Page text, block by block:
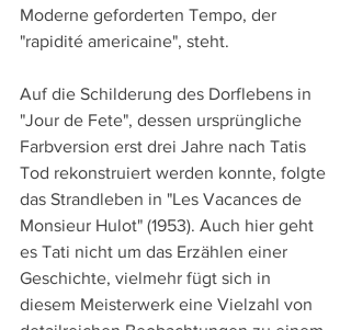
Moderne geforderten Tempo, der
"rapidité americaine", steht.
Auf die Schilderung des Dorflebens in
"Jour de Fete", dessen ursprüngliche
Farbversion erst drei Jahre nach Tatis
Tod rekonstruiert werden konnte, folgte
das Strandleben in "Les Vacances de
Monsieur Hulot" (1953). Auch hier geht
es Tati nicht um das Erzählen einer
Geschichte, vielmehr fügt sich in
diesem Meisterwerk eine Vielzahl von